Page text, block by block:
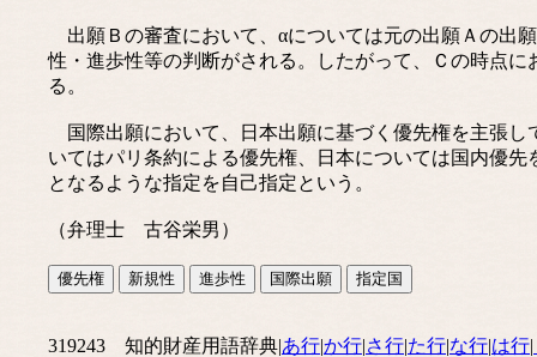
出願Ｂの審査において、αについては元の出願Ａの出
性・進歩性等の判断がされる。したがって、Ｃの時点
る。
国際出願において、日本出願に基づく優先権を主張し
いてはパリ条約による優先権、日本については国内優
となるような指定を自己指定という。
（弁理士 古谷栄男）
319243 知的財産用語辞典|あ行|か行|さ行|た行|な行|は行|